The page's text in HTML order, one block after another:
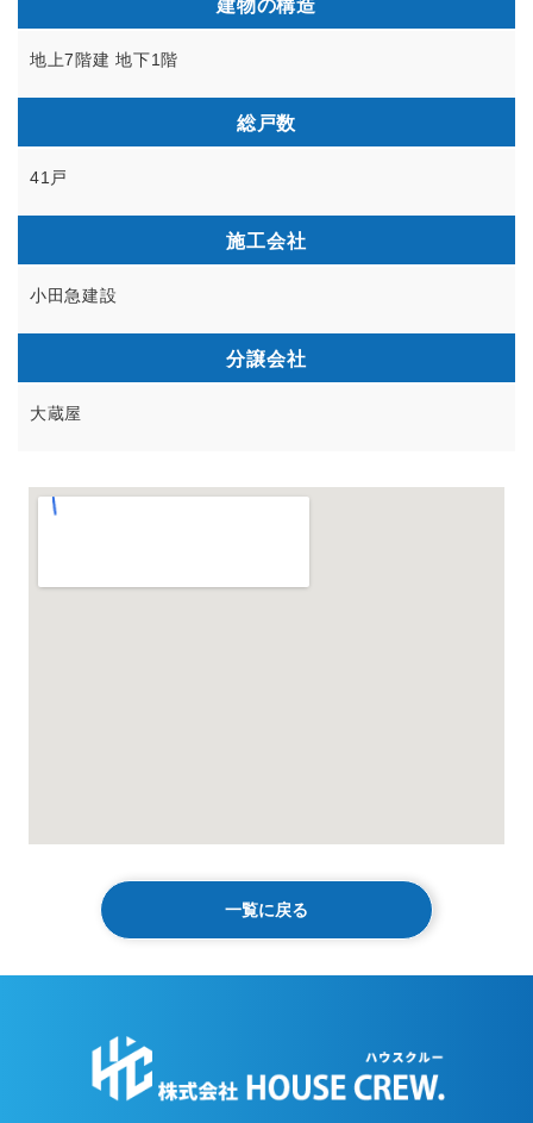
建物の構造
地上7階建 地下1階
総戸数
41戸
施工会社
小田急建設
分譲会社
大蔵屋
一覧に戻る